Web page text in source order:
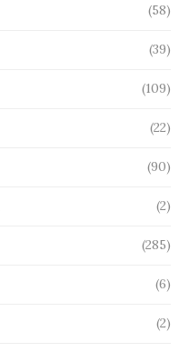
(58)
(39)
(109)
(22)
(90)
(2)
(285)
(6)
(2)